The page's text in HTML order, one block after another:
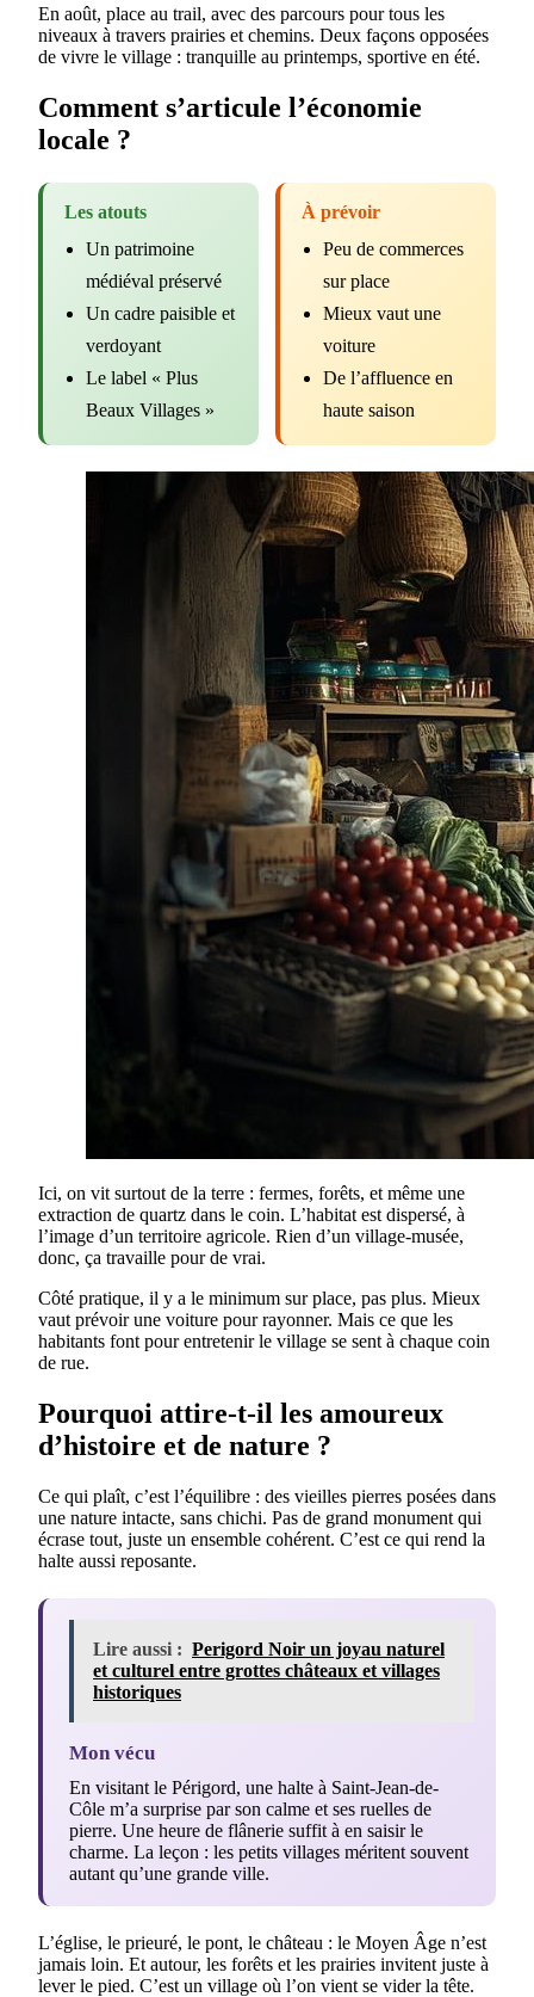
En août, place au trail, avec des parcours pour tous les
niveaux à travers prairies et chemins. Deux façons opposées
de vivre le village : tranquille au printemps, sportive en été.
Comment s’articule l’économie
locale ?
Les atouts
Un patrimoine
médiéval préservé
Un cadre paisible et
verdoyant
Le label « Plus
Beaux Villages »
À prévoir
Peu de commerces
sur place
Mieux vaut une
voiture
De l’affluence en
haute saison
Ici, on vit surtout de la terre : fermes, forêts, et même une
extraction de quartz dans le coin. L’habitat est dispersé, à
l’image d’un territoire agricole. Rien d’un village-musée,
donc, ça travaille pour de vrai.
Côté pratique, il y a le minimum sur place, pas plus. Mieux
vaut prévoir une voiture pour rayonner. Mais ce que les
habitants font pour entretenir le village se sent à chaque coin
de rue.
Pourquoi attire-t-il les amoureux
d’histoire et de nature ?
Ce qui plaît, c’est l’équilibre : des vieilles pierres posées dans
une nature intacte, sans chichi. Pas de grand monument qui
écrase tout, juste un ensemble cohérent. C’est ce qui rend la
halte aussi reposante.
Lire aussi : Perigord Noir un joyau naturel
et culturel entre grottes châteaux et villages
historiques
Mon vécu
En visitant le Périgord, une halte à Saint-Jean-de-
Côle m’a surprise par son calme et ses ruelles de
pierre. Une heure de flânerie suffit à en saisir le
charme. La leçon : les petits villages méritent souvent
autant qu’une grande ville.
L’église, le prieuré, le pont, le château : le Moyen Âge n’est
jamais loin. Et autour, les forêts et les prairies invitent juste à
lever le pied. C’est un village où l’on vient se vider la tête.